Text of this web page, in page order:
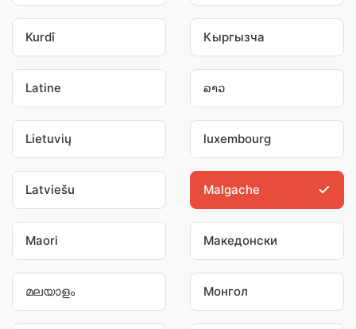
Kurdî Кыргызча
Latine ລາວ
Lietuvių luxembourg
Latviešu Malgache
Maori Македонски
മലയാളം Монгол